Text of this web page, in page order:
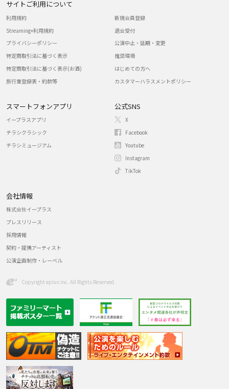
サイトご利用について
利用規約
Streaming+利用規約
プライバシーポリシー
特定商取引法に基づく表示
特定商取引法に基づく表示(お酒)
旅行業登録表・約款等
新規会員登録
退会受付
公演中止・延期・変更
推奨環境
はじめての方へ
カスタマーハラスメントポリシー
スマートフォンアプリ
イープラスアプリ
チラシクラシック
チラシミュージアム
公式SNS
X
Facebook
Youtube
Instagram
TikTok
会社情報
株式会社イープラス
プレスリリース
採用情報
契約・提携アーティスト
公演企画制作・レーベル
Copyright eplus inc. All Rights Reserved.